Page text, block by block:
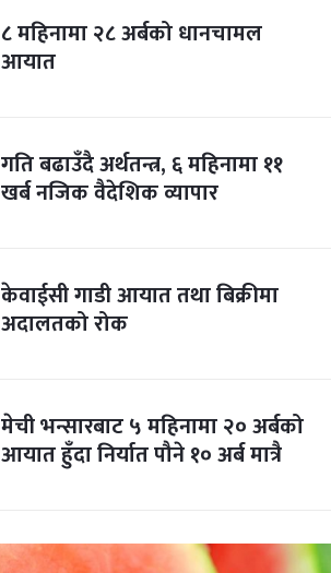
८ महिनामा २८ अर्बको धानचामल
आयात
गति बढाउँदै अर्थतन्त्र, ६ महिनामा ११
खर्ब नजिक वैदेशिक व्यापार
केवाईसी गाडी आयात तथा बिक्रीमा
अदालतको रोक
मेची भन्सारबाट ५ महिनामा २० अर्बको
आयात हुँदा निर्यात पौने १० अर्ब मात्रै